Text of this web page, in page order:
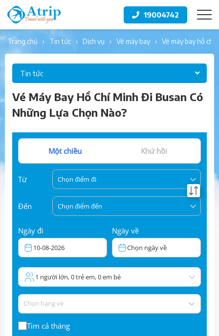
19004742
trang chủ tin tức dịch vụ vé máy bay vé máy bay hồ
Tin tức
Vé Máy Bay Hồ Chí Minh Đi Busan Có
Những Lựa Chọn Nào?
Một chiều Khứ hồi
Từ Chọn điểm đi
Đến Chọn điểm đến
Ngày đi
10-08-2026
Ngày về
Chọn ngày về
1 người lớn, 0 trẻ em, 0 em bé
Chọn hạng vé
Tìm cả tháng